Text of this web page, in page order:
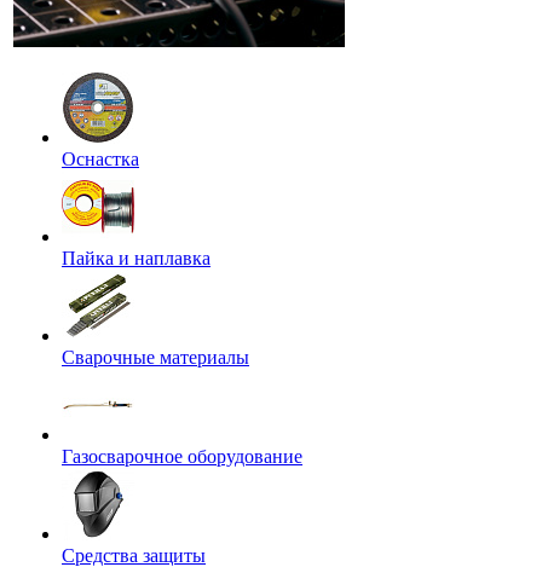
Оснастка
Пайка и наплавка
Сварочные материалы
Газосварочное оборудование
Средства защиты